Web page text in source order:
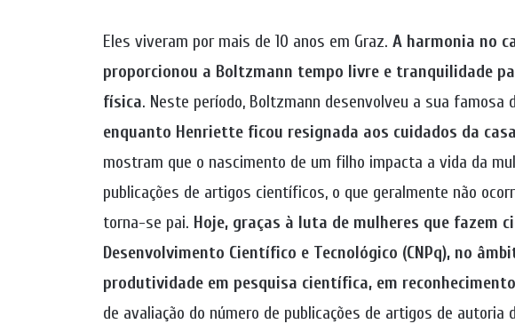
Eles viveram por mais de 10 anos em Graz. A harmonia no
proporcionou a Boltzmann tempo livre e tranquilidade
física. Neste período, Boltzmann desenvolveu a sua
enquanto Henriette ficou resignada aos cuidados da
mostram que o nascimento de um filho impacta a vida da
publicações de artigos científicos, o que geralmente não
torna-se pai. Hoje, graças à luta de mulheres que fazem
Desenvolvimento Científico e Tecnológico (CNPq), no
produtividade em pesquisa científica, em
de avaliação do número de publicações de artigos de autoria